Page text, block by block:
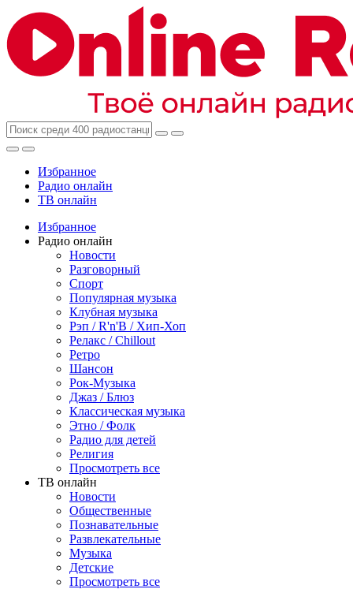
Избранное
Радио онлайн
ТВ онлайн
Избранное
Радио онлайн
Новости
Разговорный
Спорт
Популярная музыка
Клубная музыка
Рэп / R'n'B / Хип-Хоп
Релакс / Chillout
Ретро
Шансон
Рок-Музыка
Джаз / Блюз
Классическая музыка
Этно / Фолк
Радио для детей
Религия
Просмотреть все
ТВ онлайн
Новости
Общественные
Познавательные
Развлекательные
Музыка
Детские
Просмотреть все